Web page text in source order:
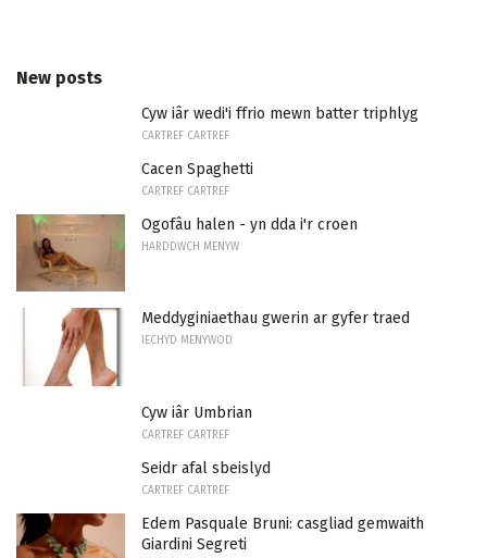
New posts
Cyw iâr wedi'i ffrio mewn batter triphlyg
CARTREF CARTREF
Cacen Spaghetti
CARTREF CARTREF
Ogofâu halen - yn dda i'r croen
HARDDWCH MENYW
Meddyginiaethau gwerin ar gyfer traed
IECHYD MENYWOD
Cyw iâr Umbrian
CARTREF CARTREF
Seidr afal sbeislyd
CARTREF CARTREF
Edem Pasquale Bruni: casgliad gemwaith
Giardini Segreti